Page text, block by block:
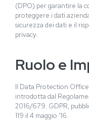
(DPO) per garantire la
proteggere i dati
sicurezza dei dati e il
privacy.
Ruolo e
Il Data Protection
introdotta dal
2016/679. GDPR,
119 il 4 maggio ’16.